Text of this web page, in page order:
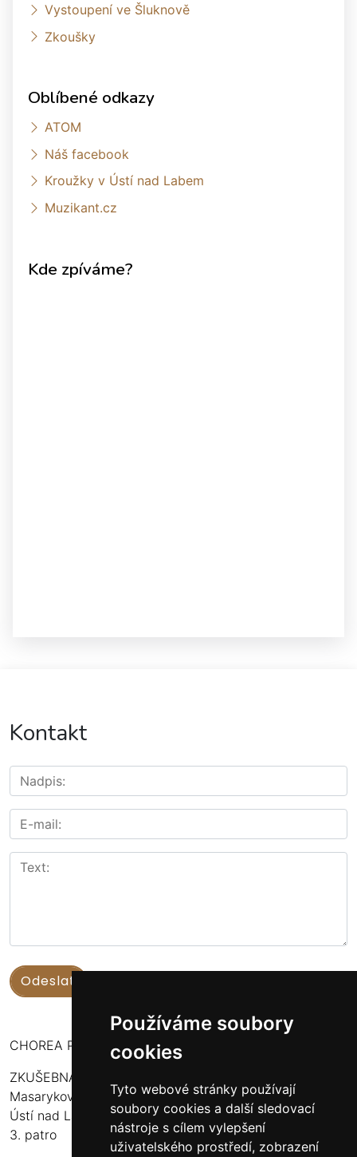
Používáme soubory
cookies
Tyto webové stránky používají
soubory cookies a další sledovací
nástroje s cílem vylepšení
uživatelského prostředí, zobrazení
Vystoupení ve Šluknově
Zkoušky
Oblíbené odkazy
ATOM
Náš facebook
Kroužky v Ústí nad Labem
Muzikant.cz
Kde zpíváme?
Kontakt
CHOREA PUERI USTENSIS
ZKUŠEBNA:
Masarykova 316
Ústí nad Labem - Bukov Rondel
3. patro